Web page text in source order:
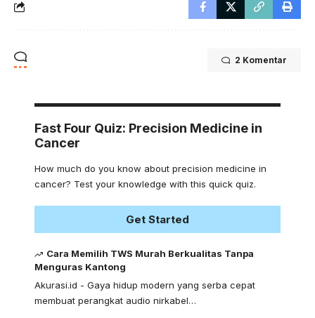
2 Komentar
Fast Four Quiz: Precision Medicine in
Cancer
How much do you know about precision medicine in
cancer? Test your knowledge with this quick quiz.
Get Started
Cara Memilih TWS Murah Berkualitas Tanpa
Menguras Kantong
Akurasi.id - Gaya hidup modern yang serba cepat
membuat perangkat audio nirkabel…